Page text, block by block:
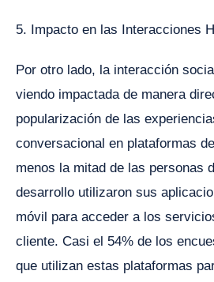
5. Impacto en las Interacciones
Por otro lado, la interacción
viendo impactada de manera
popularización de las
conversacional en plataformas
menos la mitad de las personas
desarrollo utilizaron sus
móvil para acceder a los
cliente. Casi el 54% de los
que utilizan estas plataformas